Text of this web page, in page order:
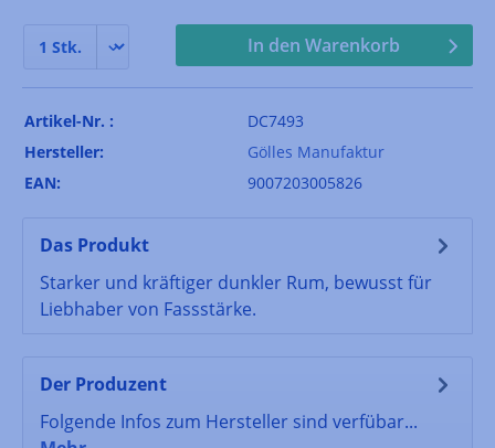
In den Warenkorb
Artikel-Nr. :
DC7493
Hersteller:
Gölles Manufaktur
EAN:
9007203005826
Das Produkt
Starker und kräftiger dunkler Rum, bewusst für
Liebhaber von Fassstärke.
Der Produzent
Folgende Infos zum Hersteller sind verfübar...